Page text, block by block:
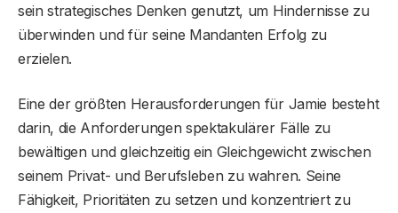
sein strategisches Denken genutzt, um Hindernisse zu
überwinden und für seine Mandanten Erfolg zu
erzielen.
Eine der größten Herausforderungen für Jamie besteht
darin, die Anforderungen spektakulärer Fälle zu
bewältigen und gleichzeitig ein Gleichgewicht zwischen
seinem Privat- und Berufsleben zu wahren. Seine
Fähigkeit, Prioritäten zu setzen und konzentriert zu